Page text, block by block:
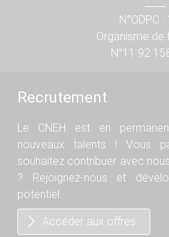
N°ODPC
Organisme de
N°11 92
Recrutement
Le CNEH est en
nouveaux talents ! Vous
souhaitez contribuer avec
? Rejoignez-nous et
potentiel.
Accéder aux offres